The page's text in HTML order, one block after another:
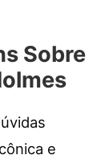
Sobre
e